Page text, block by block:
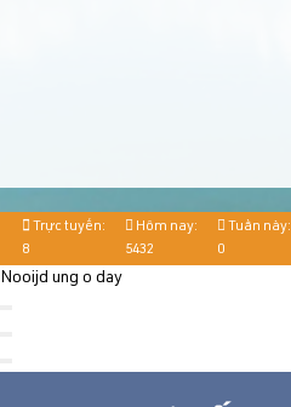
Trực tuyến:
8
Hôm nay:
5432
Tuần này:
0
Nooijd ung o day